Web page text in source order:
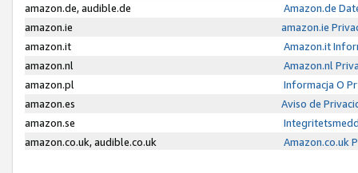
amazon.de, audible.de
Amazon.de
amazon.ie
amazon.ie
amazon.it
Amazon.it
amazon.nl
Amazon.nl
amazon.pl
Informacja O
amazon.es
Aviso de
amazon.se
amazon.co.uk, audible.co.uk
Amazon.co.uk